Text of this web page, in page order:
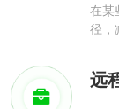
在某
径，
远